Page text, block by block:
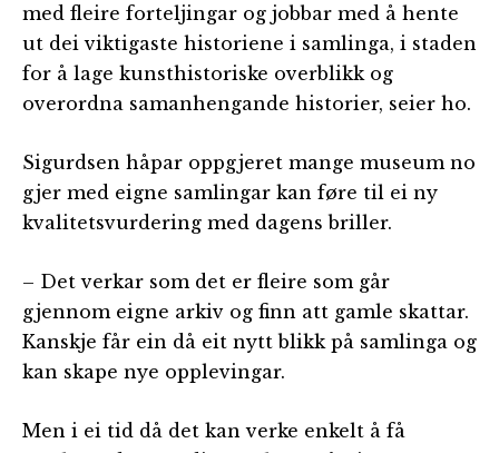
med fleire forteljingar og jobbar med å hente
ut dei viktigaste historiene i samlinga, i staden
for å lage kunsthistoriske overblikk og
overordna samanhengande historier, seier ho.
Sigurdsen håpar oppgjeret mange museum no
gjer med eigne samlingar kan føre til ei ny
kvalitetsvurdering med dagens briller.
– Det verkar som det er fleire som går
gjennom eigne arkiv og finn att gamle skattar.
Kanskje får ein då eit nytt blikk på samlinga og
kan skape nye opplevingar.
Men i ei tid då det kan verke enkelt å få